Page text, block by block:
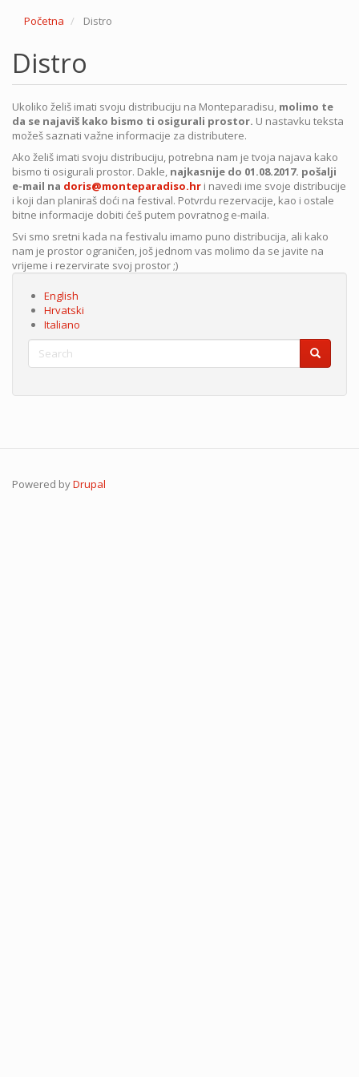
Početna Distro
Distro
Ukoliko želiš imati svoju distribuciju na Monteparadisu, molimo te
da se najaviš kako bismo ti osigurali prostor. U nastavku teksta
možeš saznati važne informacije za distributere.
Ako želiš imati svoju distribuciju, potrebna nam je tvoja najava kako
bismo ti osigurali prostor. Dakle, najkasnije do 01.08.2017. pošalji
e-mail na doris@monteparadiso.hr i navedi ime svoje distribucije
i koji dan planiraš doći na festival. Potvrdu rezervacije, kao i ostale
bitne informacije dobiti ćeš putem povratnog e-maila.
Svi smo sretni kada na festivalu imamo puno distribucija, ali kako
nam je prostor ograničen, još jednom vas molimo da se javite na
vrijeme i rezervirate svoj prostor ;)
English
Hrvatski
Italiano
Search
Search Search
Powered byDrupal